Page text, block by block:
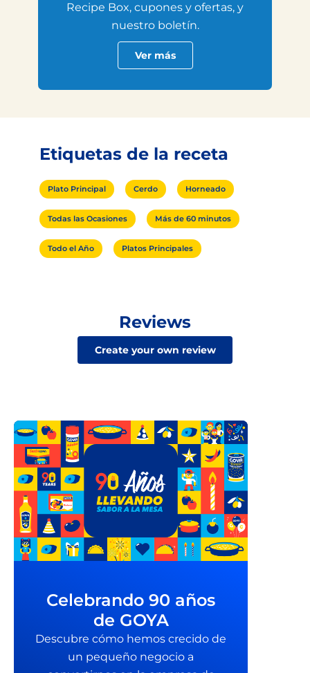
Recipe Box, cupones y ofertas, y
nuestro boletín.
Ver más
Etiquetas de la receta
Plato Principal Cerdo Horneado
Todas las Ocasiones Más de 60 minutos
Todo el Año Platos Principales
Reviews
Create your own review
Celebrando 90 años
de GOYA
Descubre cómo hemos crecido de
un pequeño negocio a